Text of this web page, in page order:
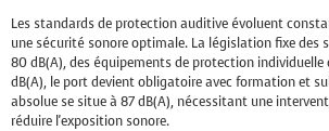
Les standards de protection auditive évoluent
une sécurité sonore optimale. La législation fixe des
80 dB(A), des équipements de protection individuelle
dB(A), le port devient obligatoire avec formation et
absolue se situe à 87 dB(A), nécessitant une
réduire l'exposition sonore.